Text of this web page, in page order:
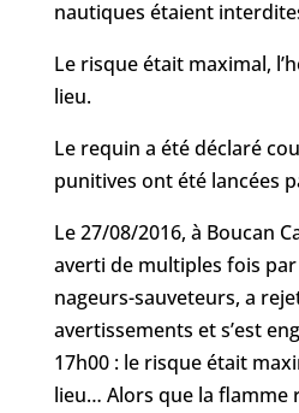
nautiques étaient
Le risque était maximal,
lieu.
Le requin a été déclaré
punitives ont été lancées
Le 27/08/2016, à Boucan
averti de multiples fois
nageurs-sauveteurs, a
avertissements et s’est
17h00 : le risque était
lieu… Alors que la flamme